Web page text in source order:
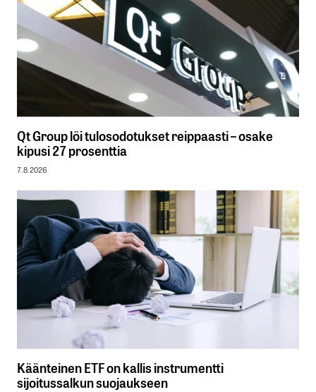
Qt Group löi tulosodotukset reippaasti – osake
kipusi 27 prosenttia
7.8.2026
Käänteinen ETF on kallis instrumentti
sijoitussalkun suojaukseen